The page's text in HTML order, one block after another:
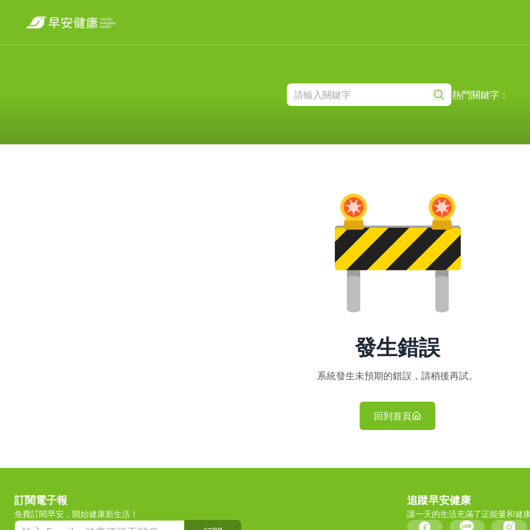
熱門關鍵字：
發生錯誤
系統發生未預期的錯誤，請稍後再試。
回到首頁
訂閱電子報
免費訂閱早安，開始健康新生活！
追蹤早安健康
讓一天的生活充滿了正能量和健